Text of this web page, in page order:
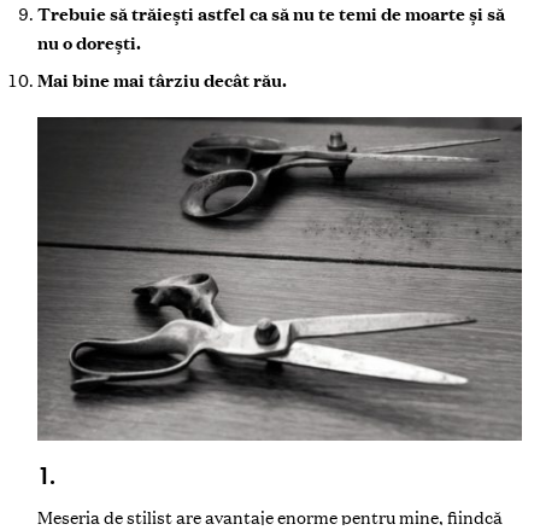
Trebuie să trăiești astfel ca să nu te temi de moarte și să
nu o dorești.
Mai bine mai târziu decât rău.
1.
Meseria de stilist are avantaje enorme pentru mine, fiindcă